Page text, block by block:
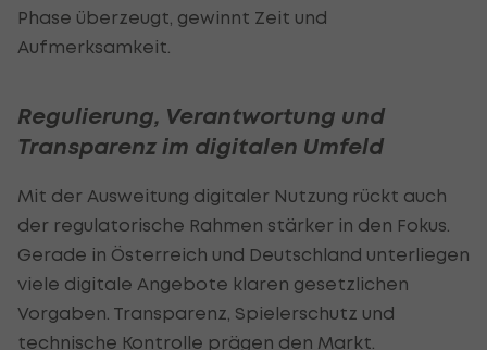
Phase überzeugt, gewinnt Zeit und
Aufmerksamkeit.
Regulierung, Verantwortung und
Transparenz im digitalen Umfeld
Mit der Ausweitung digitaler Nutzung rückt auch
der regulatorische Rahmen stärker in den Fokus.
Gerade in Österreich und Deutschland unterliegen
viele digitale Angebote klaren gesetzlichen
Vorgaben. Transparenz, Spielerschutz und
technische Kontrolle prägen den Markt.